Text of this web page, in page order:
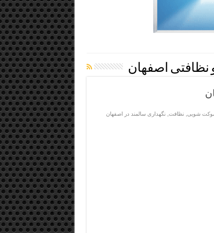
اصفهان
شویی نظافت نگهداری سالمند در اصفهان